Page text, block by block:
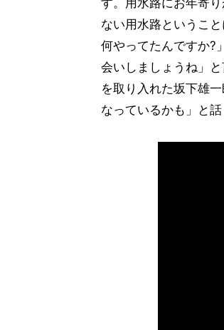
す。用水路にお年寄
ない用水路というこ
何やってたんですか?
会いしましょうね」
を取り入れた坂下雄
なっているかも」と話